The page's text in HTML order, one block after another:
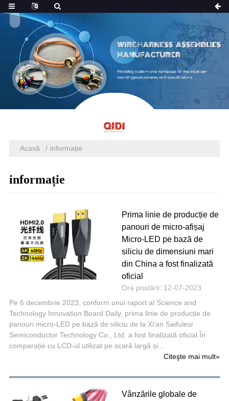
Acasă informație
informație
Prima linie de producție de
panouri de micro-afișaj
Micro-LED pe bază de
siliciu de dimensiuni mari
din China a fost finalizată
oficial
Ora postării: 12-07-2023
Pe 6 decembrie 2023, conform unui raport al Science and
Technology Innovation Board Daily, prima linie de producție de
panouri micro-LED pe bază de siliciu de la Xi'an Saifulesi
Semiconductor Technology Co., Ltd. a fost finalizată oficial.În
comparație cu LCD-ul utilizat pe scară largă și...
Citeşte mai mult»
Vânzările globale de